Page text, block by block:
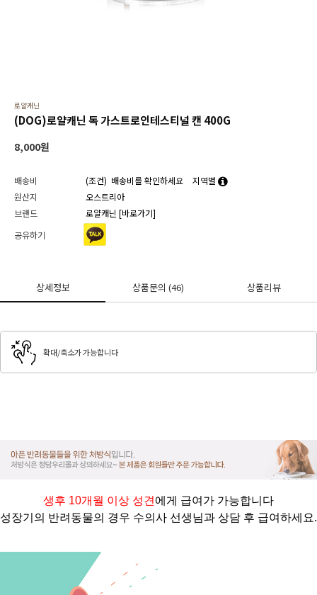
로얄캐닌
(DOG)로얄캐닌 독 가스트로인테스티널 캔 400G
8,000원
배송비 (조건) 배송비를 확인하세요
지역별
원산지
오스트리아
브랜드
로얄캐닌 [바로가기]
공유하기
상세정보 상품문의(46) 상품리뷰
확대/축소가 가능합니다
생후 10개월 이상 성견 에게 급여가 가능합니다
성장기의 반려동물의 경우 수의사 선생님과 상담 후 급여하세요.